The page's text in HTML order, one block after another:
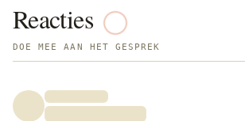
Reacties
DOE MEE AAN HET GESPREK